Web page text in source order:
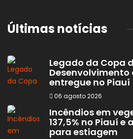
Últimas notícias
Legado da Copa
Desenvolvimento
entregue no Piauí
06 agosto 2026
Incêndios em
137,5% no Piauí
para estiagem